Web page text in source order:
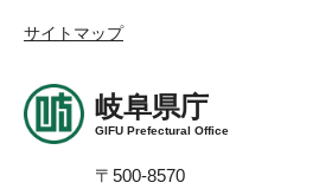
サイトマップ
岐阜県庁
GIFU Prefectural Office
〒500-8570